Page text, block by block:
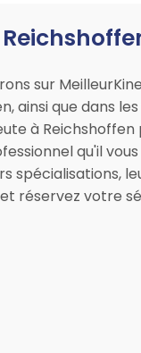
sur
que dans
à
qu'il
réservez votre